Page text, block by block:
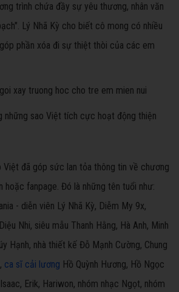
trình chứa đầy sự yêu thương, nhân văn
Lý Nhã Kỳ cho biết cô mong có nhiều
phần xóa đi sự thiệt thòi của các em
những sao Việt tích cực hoạt động thiện
Việt đã góp sức lan tỏa thông tin về chương
hoặc fanpage. Đó là những tên tuổi như:
- diễn viên Lý Nhã Kỳ, Diễm My 9x,
Nhi, siêu mẫu Thanh Hằng, Hà Anh, Minh
Hạnh, nhà thiết kế Đỗ Mạnh Cường, Chung
ca sĩ cải lương Hồ Quỳnh Hương, Hồ Ngọc
Erik, Hariwon, nhóm nhạc Ngọt, nhóm